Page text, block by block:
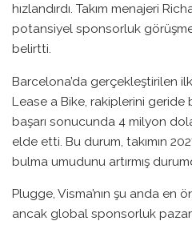
hızlandırdı. Takım menajeri
potansiyel sponsorluk
belirtti.
Barcelona’da gerçekleştirilen
Lease a Bike, rakiplerini geride
başarı sonucunda 4 milyon
elde etti. Bu durum, takımın
bulma umudunu artırmış
Plugge, Visma’nın şu anda en
ancak global sponsorluk